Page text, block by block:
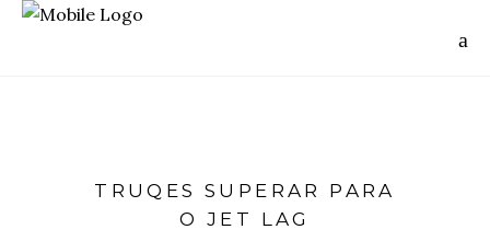
TRUQES SUPERAR PARA
O JET LAG